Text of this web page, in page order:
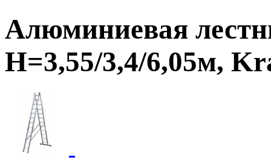
Алюминиевая
Н=3,55/3,4/6,05м,